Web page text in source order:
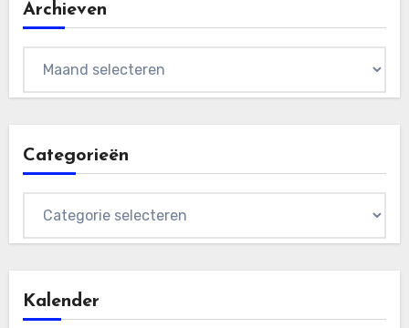
Archieven
Categorieën
Kalender